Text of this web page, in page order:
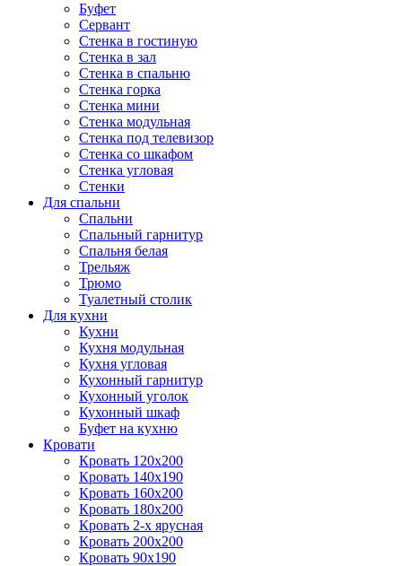
Буфет
Сервант
Стенка в гостиную
Стенка в зал
Стенка в спальню
Стенка горка
Стенка мини
Стенка модульная
Стенка под телевизор
Стенка со шкафом
Стенка угловая
Стенки
Для спальни
Спальни
Спальный гарнитур
Спальня белая
Трельяж
Трюмо
Туалетный столик
Для кухни
Кухни
Кухня модульная
Кухня угловая
Кухонный гарнитур
Кухонный уголок
Кухонный шкаф
Буфет на кухню
Кровати
Кровать 120х200
Кровать 140х190
Кровать 160х200
Кровать 180х200
Кровать 2-х ярусная
Кровать 200х200
Кровать 90х190